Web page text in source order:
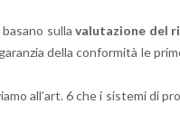
sullava­lu­ta­zio­ne del
della con­for­mi­tà le
al­l’art. 6 che i si­ste­mi di